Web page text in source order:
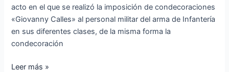
acto en el que se realizó la imposición de condecoraciones
«Giovanny Calles» al personal militar del arma de Infantería
en sus diferentes clases, de la misma forma la
condecoración
Leer más »